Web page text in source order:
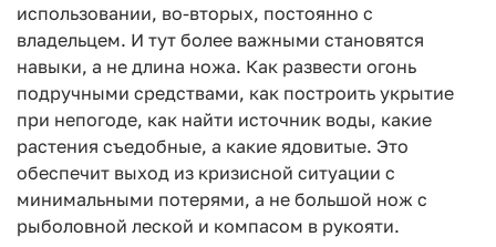
использовании, во-вторых, постоянно с
владельцем. И тут более важными становятся
навыки, а не длина ножа. Как развести огонь
подручными средствами, как построить укрытие
при непогоде, как найти источник воды, какие
растения съедобные, а какие ядовитые. Это
обеспечит выход из кризисной ситуации с
минимальными потерями, а не большой нож с
рыболовной леской и компасом в рукояти.